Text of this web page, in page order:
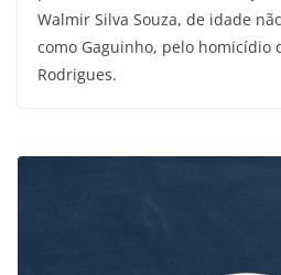
Walmir Silva Souza, de idade
como Gaguinho, pelo homicídio
Rodrigues.